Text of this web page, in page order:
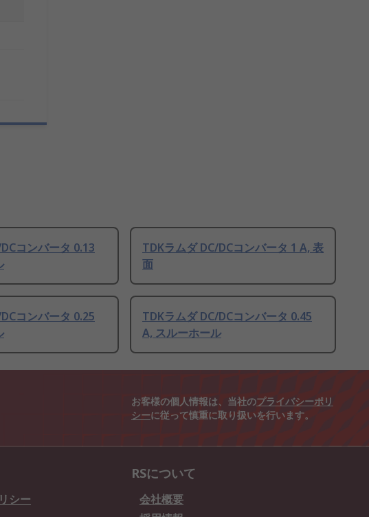
コンバータ 0.13
TDKラムダ DC/DCコンバータ 1 A, 表
面
コンバータ 0.25
TDKラムダ DC/DCコンバータ 0.45
A, スルーホール
お客様の個人情報は、当社のプライバシーポリ
シーに従って慎重に取り扱いを行います。
シー
RSについて
会社概要